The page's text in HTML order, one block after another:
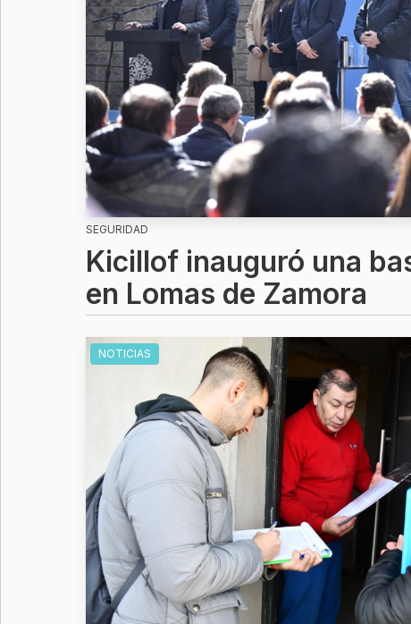
SEGURIDAD
Kicillof inauguró una
en Lomas de Zamora
NOTICIAS